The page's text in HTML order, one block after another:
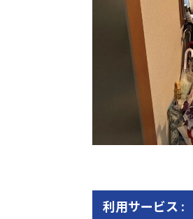
利用サービス :